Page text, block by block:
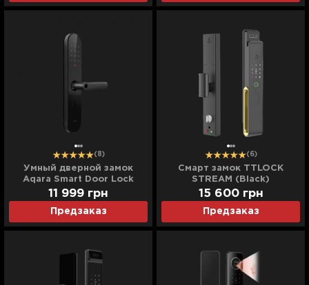
(8)
Умный дверной замок
Aqara Smart Door Lock
N100
Предзаказ
11 999 грн
(6)
Смарт замок TTLOCK
STREAM (Black)
Предзаказ
15 600 грн